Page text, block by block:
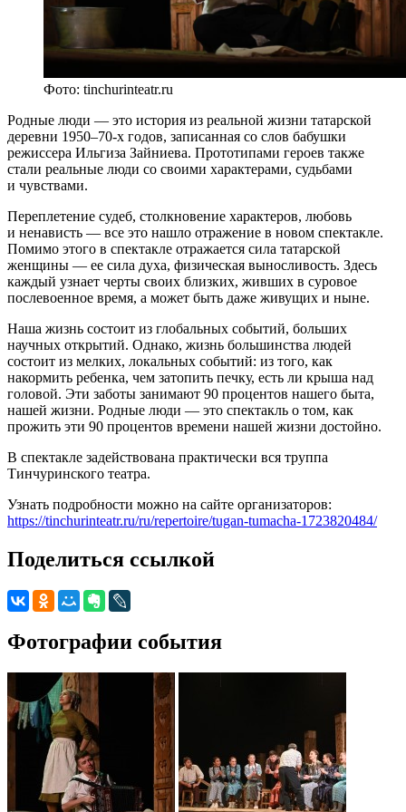
Фото: tinchurinteatr.ru
Родные люди — это история из реальной жизни татарской
деревни 1950–70-х годов, записанная со слов бабушки
режиссера Ильгиза Зайниева. Прототипами героев также
стали реальные люди со своими характерами, судьбами
и чувствами.
Переплетение судеб, столкновение характеров, любовь
и ненависть — все это нашло отражение в новом спектакле.
Помимо этого в спектакле отражается сила татарской
женщины — ее сила духа, физическая выносливость. Здесь
каждый узнает черты своих близких, живших в суровое
послевоенное время, а может быть даже живущих и ныне.
Наша жизнь состоит из глобальных событий, больших
научных открытий. Однако, жизнь большинства людей
состоит из мелких, локальных событий: из того, как
накормить ребенка, чем затопить печку, есть ли крыша над
головой. Эти заботы занимают 90 процентов нашего быта,
нашей жизни. Родные люди — это спектакль о том, как
прожить эти 90 процентов времени нашей жизни достойно.
В спектакле задействована практически вся труппа
Тинчуринского театра.
Узнать подробности можно на сайте организаторов:
https://tinchurinteatr.ru/ru/repertoire/tugan-tumacha-1723820484/
Поделиться ссылкой
Фотографии события